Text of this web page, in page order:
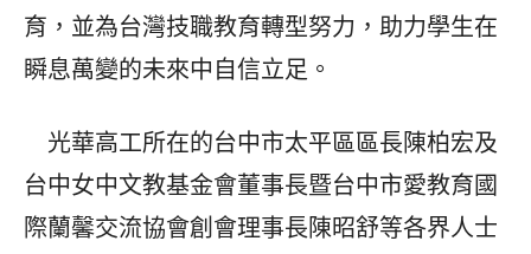
育，並為台灣技職教育轉型努力，助力學生在
瞬息萬變的未來中自信立足。
光華高工所在的台中市太平區區長陳柏宏及
台中女中文教基金會董事長暨台中市愛教育國
際蘭馨交流協會創會理事長陳昭舒等各界人士